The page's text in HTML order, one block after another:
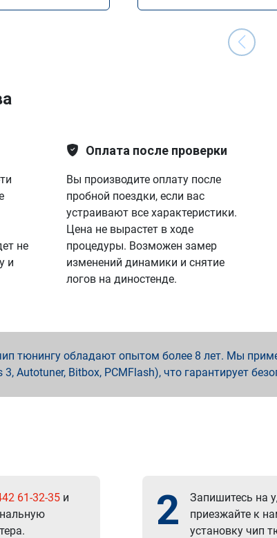
не
и
Оплата после проверки
Вы производите оплату после
пробной поездки, если вас
устраивают все характеристики.
Цена не вырастет в ходе
процедуры. Возможен замер
изменений динамики и снятие
логов на диностенде.
тюнингу обладают опытом более 8 лет. Мы
3, Autotuner, Bitbox, PCMFlash), что гарантирует
61-32-35 и
2
Запишитесь на
приезжайте к
установку чип